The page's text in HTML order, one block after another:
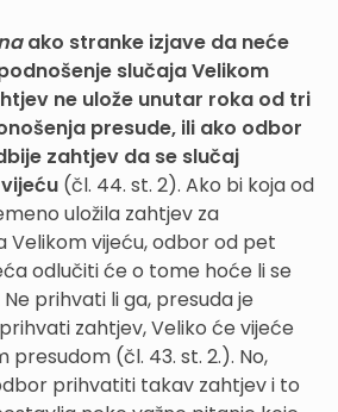
ako stranke izjave da neće
slučaja Velikom
ne ulože unutar roka od tri
presude, ili ako odbor
zahtjev da se slučaj
(čl. 44. st. 2). Ako bi koja od
uložila zahtjev za
Velikom vijeću, odbor od pet
odlučiti će o tome hoće li se
prihvati li ga, presuda je
zahtjev, Veliko će vijeće
presudom (čl. 43. st. 2.). No,
prihvatiti takav zahtjev i to